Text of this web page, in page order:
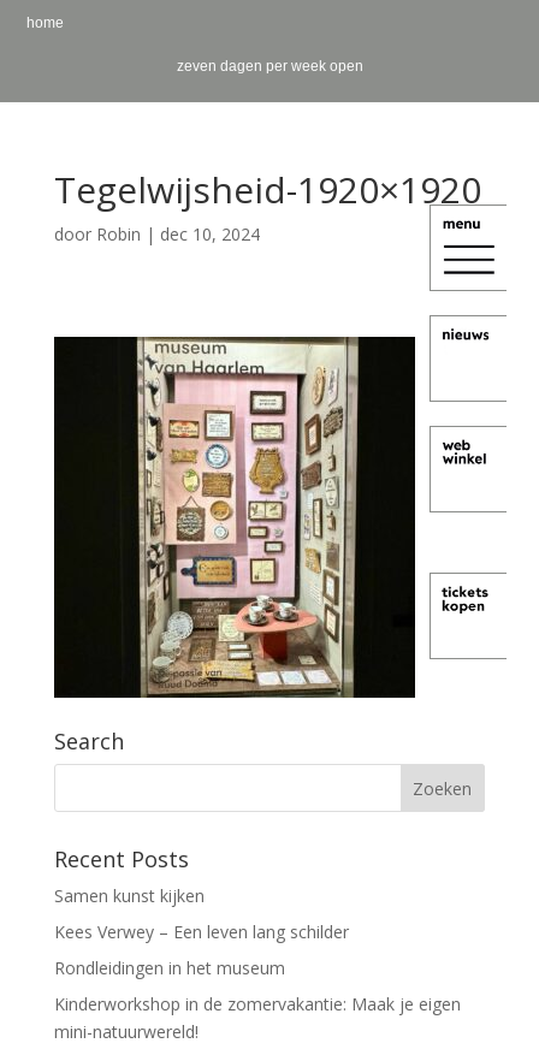
home
zeven dagen per week open
Tegelwijsheid-1920×1920
door Robin | dec 10, 2024
Search
Recent Posts
Samen kunst kijken
Kees Verwey – Een leven lang schilder
Rondleidingen in het museum
Kinderworkshop in de zomervakantie: Maak je eigen
mini-natuurwereld!